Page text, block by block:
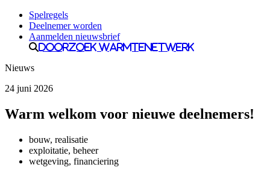
Spelregels
Deelnemer worden
Aanmelden nieuwsbrief
Doorzoek Warmtenetwerk
Nieuws
24 juni 2026
Warm welkom voor nieuwe deelnemers!
bouw, realisatie
exploitatie, beheer
wetgeving, financiering